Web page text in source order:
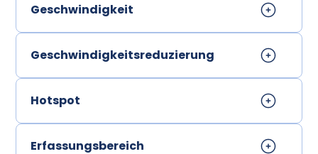
Geschwindigkeit
Geschwindigkeitsreduzierung
Hotspot
Erfassungsbereich